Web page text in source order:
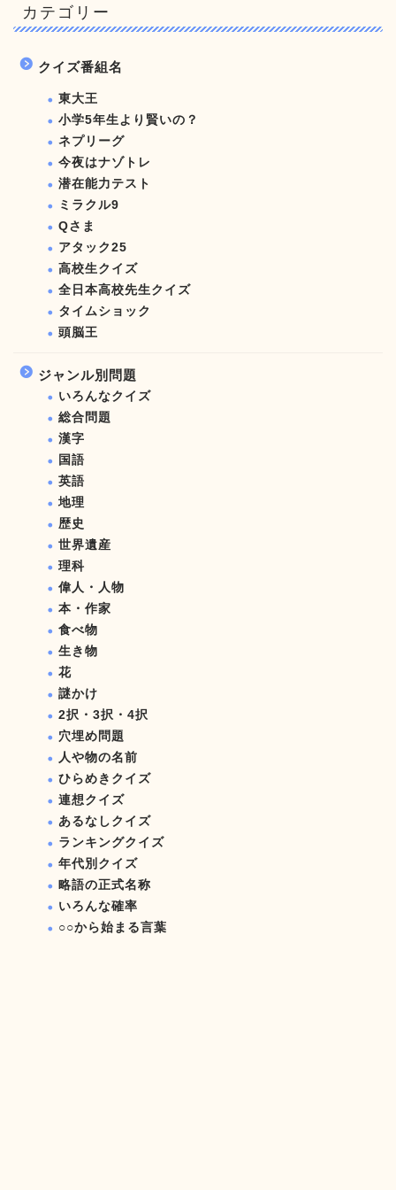
カテゴリー
クイズ番組名
東大王
小学5年生より賢いの？
ネプリーグ
今夜はナゾトレ
潜在能力テスト
ミラクル9
Qさま
アタック25
高校生クイズ
全日本高校先生クイズ
タイムショック
頭脳王
ジャンル別問題
いろんなクイズ
総合問題
漢字
国語
英語
地理
歴史
世界遺産
理科
偉人・人物
本・作家
食べ物
生き物
花
謎かけ
2択・3択・4択
穴埋め問題
人や物の名前
ひらめきクイズ
連想クイズ
あるなしクイズ
ランキングクイズ
年代別クイズ
略語の正式名称
いろんな確率
○○から始まる言葉